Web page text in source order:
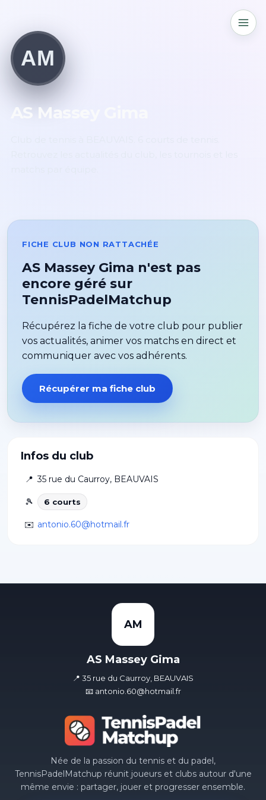
AM
AS Massey Gima
Infos du club
📍 35 rue du Caurroy, BEAUVAIS
🎾 6 courts
✉️ antonio.60@hotmail.fr
FICHE CLUB NON RATTACHÉE
AS Massey Gima n'est pas
encore géré sur
TennisPadelMatchup
Récupérez la fiche de votre club pour publier
vos actualités, animer vos matchs en direct et
communiquer avec vos adhérents.
Récupérer ma fiche club
AM
AS Massey Gima
📍 35 rue du Caurroy, BEAUVAIS
📧 antonio.60@hotmail.fr
Née de la passion du tennis et du padel,
TennisPadelMatchup réunit joueurs et clubs autour d'une
même envie : partager, jouer et progresser ensemble.